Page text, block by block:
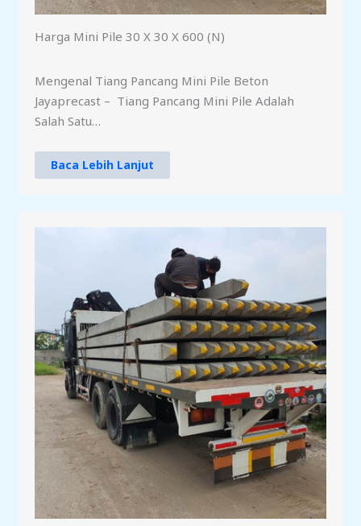
Harga Mini Pile 30 X 30 X 600 (N)
Mengenal Tiang Pancang Mini Pile Beton
Jayaprecast – Tiang Pancang Mini Pile Adalah
Salah Satu…
Baca Lebih Lanjut